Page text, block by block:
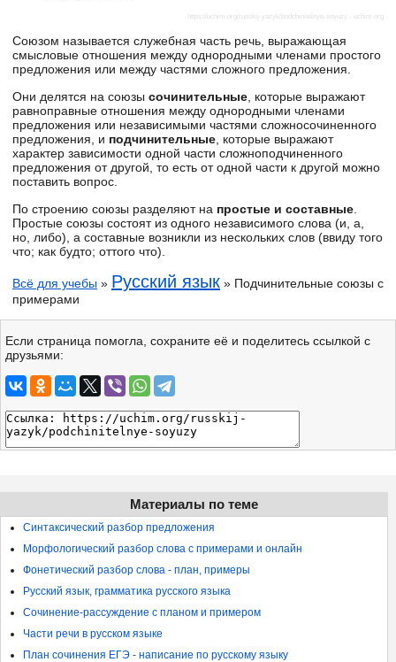
https://uchim.org/russkij-yazyk/podchinitelnye-soyuzy - uchim.org
Союзом называется служебная часть речь, выражающая
смысловые отношения между однородными членами простого
предложения или между частями сложного предложения.
Они делятся на союзы сочинительные , которые выражают
равноправные отношения между однородными членами
предложения или независимыми частями сложносочиненного
предложения, и подчинительные , которые выражают
характер зависимости одной части сложноподчиненного
предложения от другой, то есть от одной части к другой можно
поставить вопрос.
По строению союзы разделяют на простые и составные
Простые союзы состоят из одного независимого слова (и, а,
но, либо), а составные возникли из нескольких слов (ввиду того
что; как будто; оттого что).
Всё для учебы » Русский язык » Подчинительные союзы с
примерами
Если страница помогла, сохраните её и поделитесь ссылкой с
друзьями:
Материалы по теме
Синтаксический разбор предложения
Морфологический разбор слова с примерами и онлайн
Фонетический разбор слова - план, примеры
Русский язык, грамматика русского языка
Сочинение-рассуждение с планом и примером
Части речи в русском языке
План сочинения ЕГЭ - написание по русскому языку